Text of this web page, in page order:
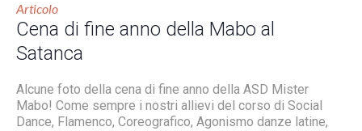
Articolo
Cena di fine anno della Mabo al
Satanca
Alcune foto della cena di fine anno della ASD Mister
Mabo! Come sempre i nostri allievi del corso di Social
Dance, Flamenco, Coreografico, Agonismo danze latine,